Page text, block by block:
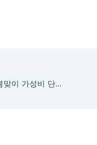
자취방 인테리어: 봄맞이 가성비 단모 러그 추천: 먼지 걱정 없는 물세탁 꿀템